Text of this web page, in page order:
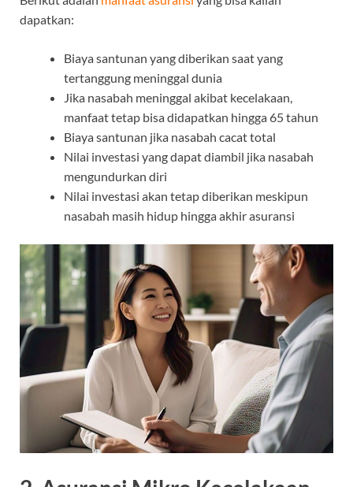
dapatkan:
Biaya santunan yang diberikan saat yang
tertanggung meninggal dunia
Jika nasabah meninggal akibat kecelakaan,
manfaat tetap bisa didapatkan hingga 65 tahun
Biaya santunan jika nasabah cacat total
Nilai investasi yang dapat diambil jika nasabah
mengundurkan diri
Nilai investasi akan tetap diberikan meskipun
nasabah masih hidup hingga akhir asuransi